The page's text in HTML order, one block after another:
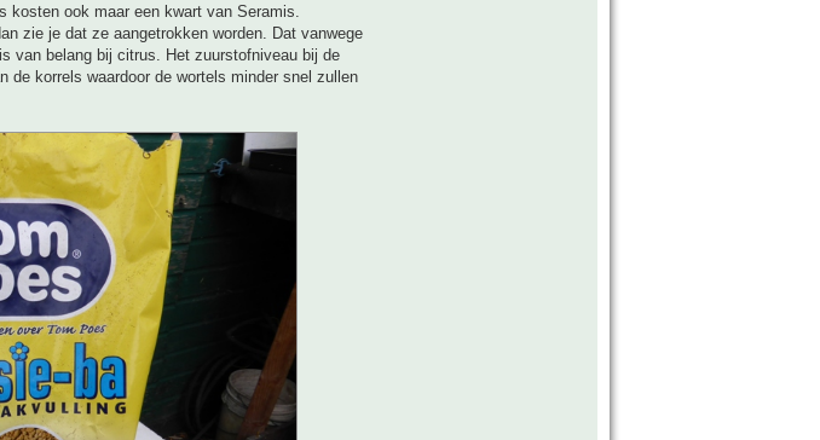
kosten ook maar een kwart van Seramis.
zie je dat ze aangetrokken worden. Dat vanwege
van belang bij citrus. Het zuurstofniveau bij de
de korrels waardoor de wortels minder snel zullen